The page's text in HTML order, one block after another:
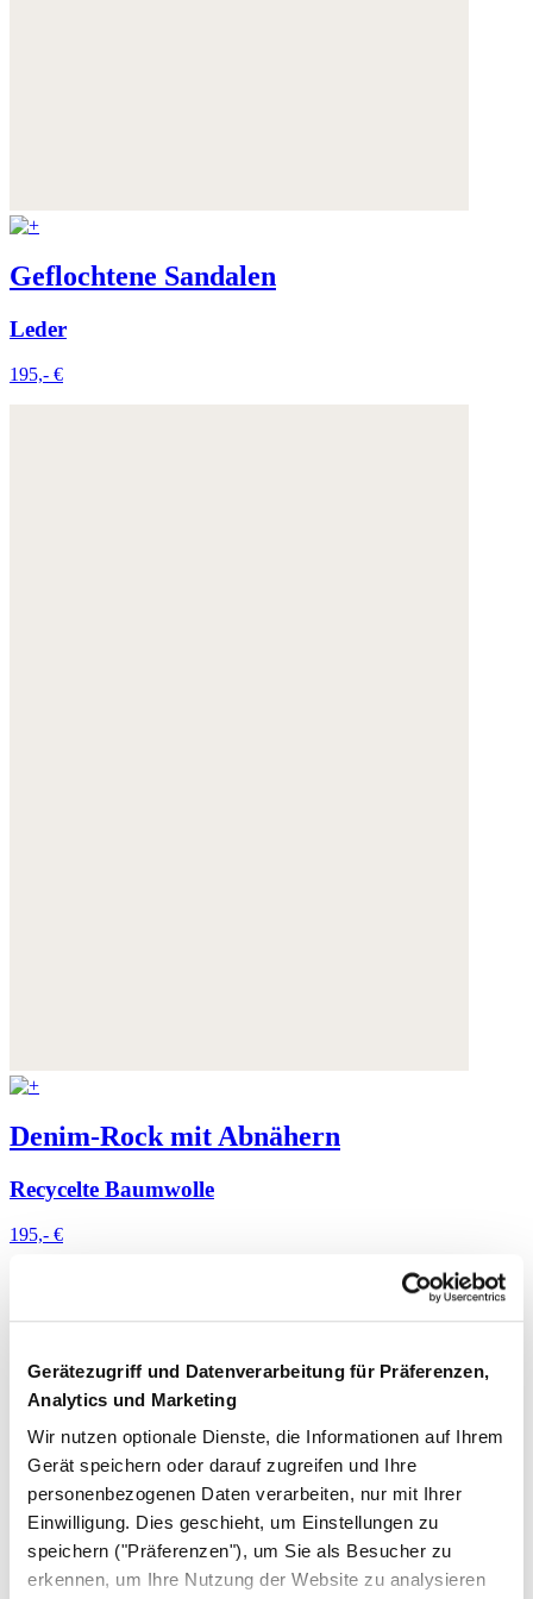
Gerätezugriff und Datenverarbeitung für Präferenzen,
Analytics und Marketing
Wir nutzen optionale Dienste, die Informationen auf Ihrem
Gerät speichern oder darauf zugreifen und Ihre
personenbezogenen Daten verarbeiten, nur mit Ihrer
Einwilligung. Dies geschieht, um Einstellungen zu
speichern ("Präferenzen"), um Sie als Besucher zu
erkennen, um Ihre Nutzung der Website zu analysieren
Geflochtene Sandalen
Leder
195,- €
Denim-Rock mit Abnähern
Recycelte Baumwolle
195,- €